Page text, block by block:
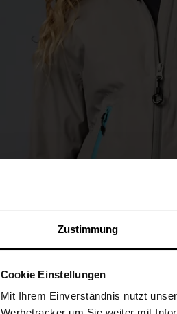
Zustimmung
Cookie Einstellungen
Mit Ihrem Einverständnis nutzt
WIE